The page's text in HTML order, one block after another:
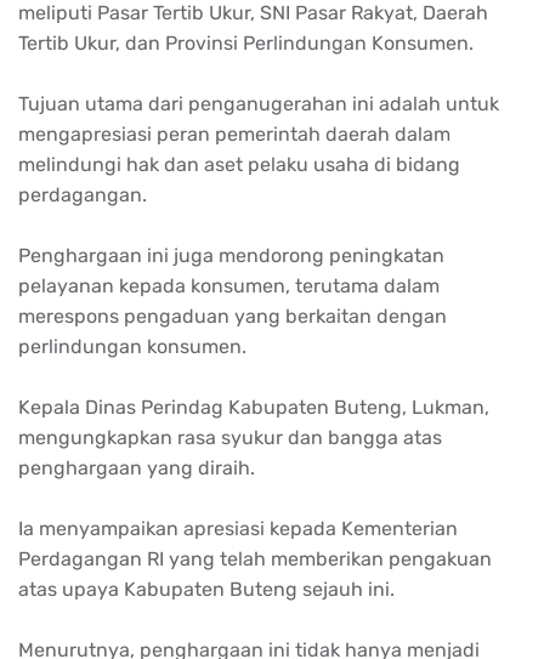
meliputi Pasar Tertib Ukur, SNI Pasar Rakyat, Daerah
Tertib Ukur, dan Provinsi Perlindungan Konsumen.
Tujuan utama dari penganugerahan ini adalah untuk
mengapresiasi peran pemerintah daerah dalam
melindungi hak dan aset pelaku usaha di bidang
perdagangan.
Penghargaan ini juga mendorong peningkatan
pelayanan kepada konsumen, terutama dalam
merespons pengaduan yang berkaitan dengan
perlindungan konsumen.
Kepala Dinas Perindag Kabupaten Buteng, Lukman,
mengungkapkan rasa syukur dan bangga atas
penghargaan yang diraih.
Ia menyampaikan apresiasi kepada Kementerian
Perdagangan RI yang telah memberikan pengakuan
atas upaya Kabupaten Buteng sejauh ini.
Menurutnya, penghargaan ini tidak hanya menjadi